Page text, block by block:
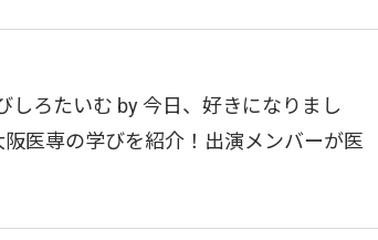
しろたいむ by 今日、好きになりまし
医専の学びを紹介！出演メンバーが医